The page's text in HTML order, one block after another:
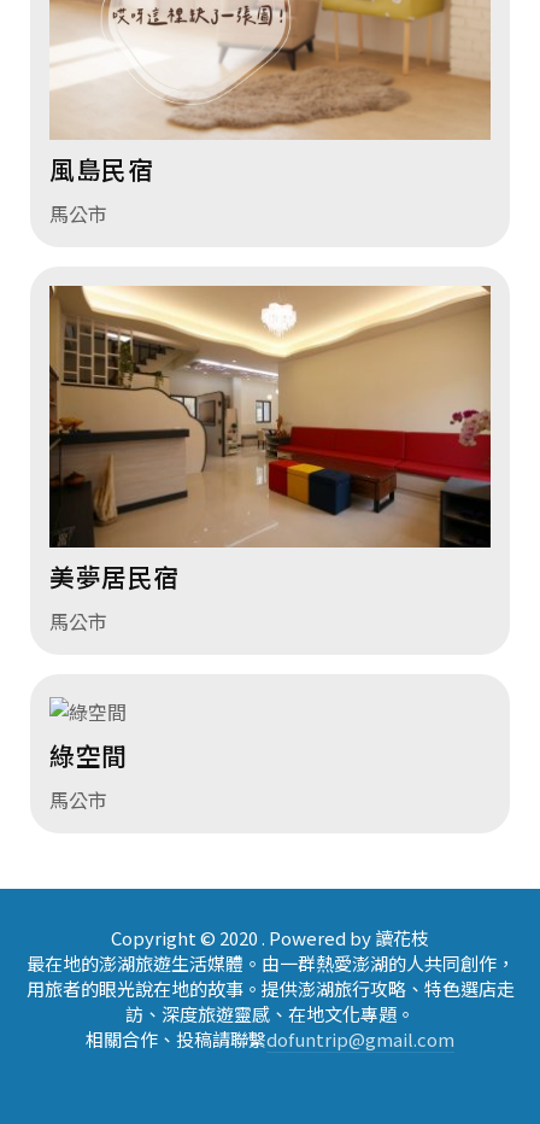
風島民宿
馬公市
美夢居民宿
馬公市
綠空間
馬公市
Copyright © 2020 . Powered by 讀花枝
最在地的澎湖旅遊生活媒體。由一群熱愛澎湖的人共同創作，
用旅者的眼光說在地的故事。提供澎湖旅行攻略、特色選店走
訪、深度旅遊靈感、在地文化專題。
相關合作、投稿請聯繫dofuntrip@gmail.com